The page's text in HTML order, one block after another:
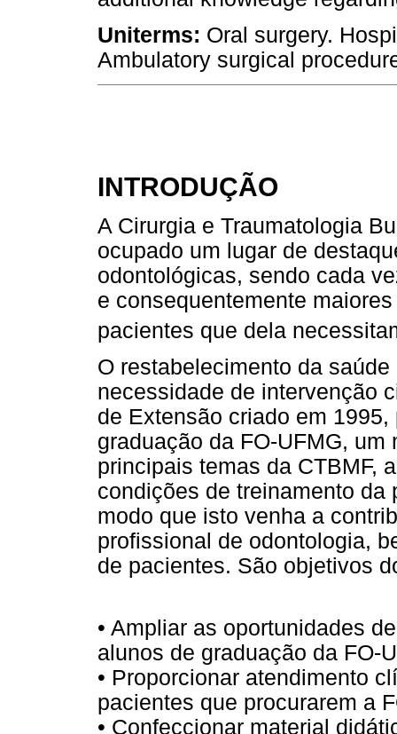
Uniterms: Oral surgery.
Ambulatory surgical
INTRODUÇÃO
A Cirurgia e Traumatologia
ocupado um lugar de
odontológicas, sendo cada
e consequentemente
pacientes que dela
O restabelecimento da
necessidade de intervenção
de Extensão criado em
graduação da FO-UFMG,
principais temas da CTBMF,
condições de treinamento
modo que isto venha a
profissional de odontologia,
de pacientes. São objetivos
• Ampliar as oportunidades
alunos de graduação da FO-
• Proporcionar atendimento
pacientes que procurarem a
• Confeccionar material